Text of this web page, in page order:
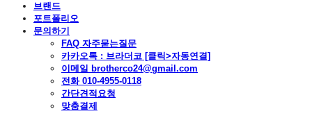
브랜드
포트폴리오
문의하기
FAQ 자주묻는질문
카카오톡 : 브라더코 [클릭>자동연결]
이메일 brotherco24@gmail.com
전화 010-4955-0118
간단견적요청
맞춤결제